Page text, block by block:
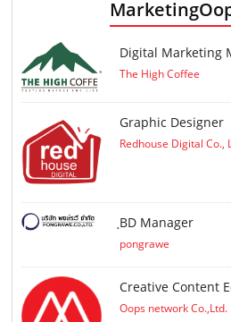
Digital Marketing
The High Coffee
Graphic Designer
Redhouse Digital Co.,
ฺBD Manager
pongrawe
Creative Content
Oops network Co.,Ltd.